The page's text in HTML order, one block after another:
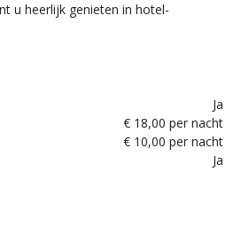
u heerlijk genieten in hotel-
Ja
€ 18,00 per nacht
€ 10,00 per nacht
Ja